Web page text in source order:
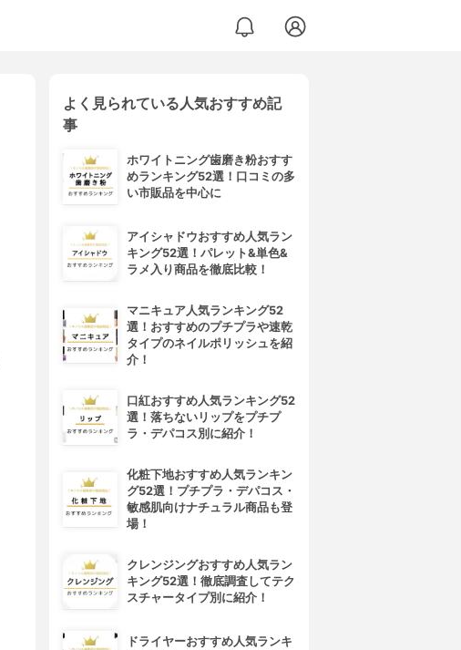
よく見られている人気おすすめ記
事
ホワイトニング歯磨き粉おすす
めランキング52選！口コミの多
い市販品を中心に
アイシャドウおすすめ人気ラン
キング52選！パレット&単色&
ラメ入り商品を徹底比較！
マニキュア人気ランキング52
選！おすすめのプチプラや速乾
タイプのネイルポリッシュを紹
介！
口紅おすすめ人気ランキング52
選！落ちないリップをプチプ
ラ・デパコス別に紹介！
化粧下地おすすめ人気ランキン
グ52選！プチプラ・デパコス・
敏感肌向けナチュラル商品も登
場！
クレンジングおすすめ人気ラン
キング52選！徹底調査してテク
スチャータイプ別に紹介！
ドライヤーおすすめ人気ランキ